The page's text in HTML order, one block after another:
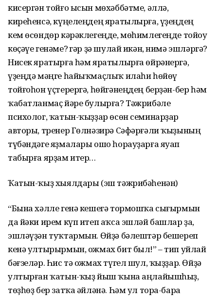
кисергән тойғо ысын мөхәббәтме, әллә,
киреһенсә, күңелеңдең яратылырға, үҙеңдең
кем өсөндөр кәрәклегеңде, мөһимлегеңде тойоу
көҫәүе генәме? Әгәр ҙә шулай икән, нимә эшләргә?
Нисек яратырға һәм яратылырға өйрәнергә,
үҙеңдә мәңге һайыҡмаҫлыҡ илаһи һөйөү
тойғоһон үҫтерергә, һөйгәнеңдең берҙән-бер һәм
ҡабатланмаҫ йәре булырға? Тәжрибәле
психолог, ҡатын-ҡыҙҙар өсөн семинарҙар
авторы, тренер Гөлнәзирә Сәфәрғәли ҡыҙының
түбәндәге яҙмалары ошо һорауҙарға яуап
табырға ярҙам итер…
Ҡатын-ҡыҙ хыялдары (эш тәжрибәһенән)
“Бына хәлле генә кешегә тормошҡа сығырмын
да йәки ирем күп итеп аҡса эшләй башлар ҙа,
эшләүҙән туҡтармын. Өйҙә бәлештәр бешереп
кенә ултырырмын, ожмах бит был!” – тип уйлай
бәғзеләр. Һис тә ожмах түгел шул, ҡыҙҙар. Өйҙә
ултырған ҡатын-ҡыҙ йыш ҡына аңлайышһыҙ,
төҙһөҙ бер затҡа әйләнә. Һәм ул тора-бара